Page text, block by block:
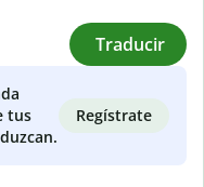
Traducir
tus
Regístrate